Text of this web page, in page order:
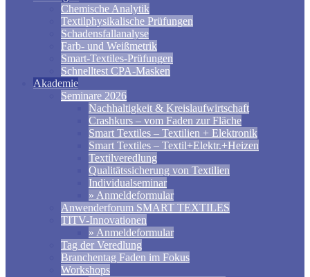
Chemische Analytik
Textilphysikalische Prüfungen
Schadensfallanalyse
Farb- und Weißmetrik
Smart-Textiles-Prüfungen
Schnelltest CPA-Masken
Akademie
Seminare 2026
Nachhaltigkeit & Kreislaufwirtschaft
Crashkurs – vom Faden zur Fläche
Smart Textiles – Textilien + Elektronik
Smart Textiles – Textil+Elektr.+Heizen
Textilveredlung
Qualitätssicherung von Textilien
Individualseminar
» Anmeldeformular
Anwenderforum SMART TEXTILES
TITV-Innovationen
» Anmeldeformular
Tag der Veredlung
Branchentag Faden im Fokus
Workshops